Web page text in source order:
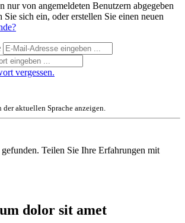
nur von angemeldeten Benutzern abgegeben
sich ein, oder erstellen Sie einen neuen
vergessen.
aktuellen Sprache anzeigen.
Teilen Sie Ihre Erfahrungen mit
dolor sit amet